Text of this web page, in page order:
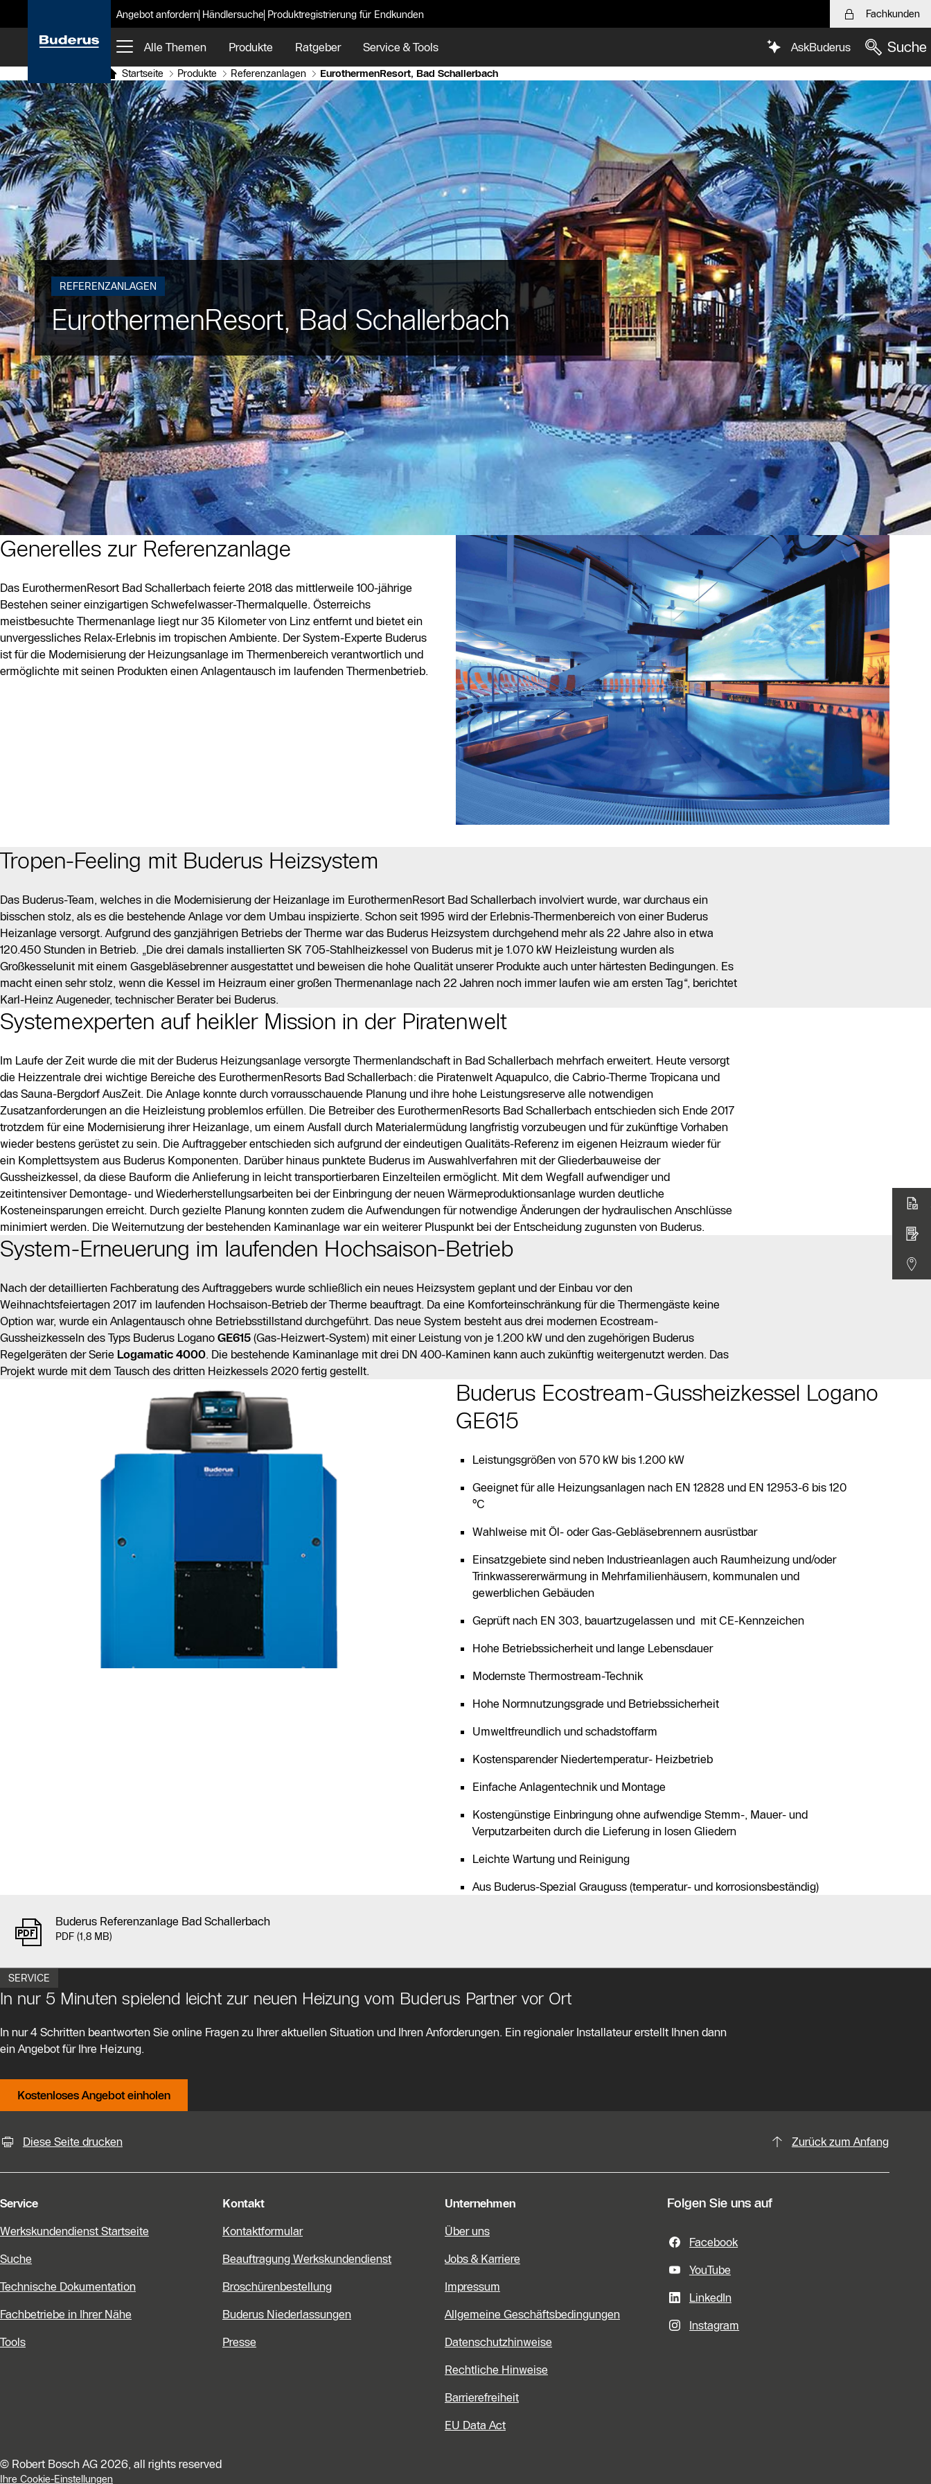
Angebot anfordern Händlersuche Produktregistrierung für Endkunden Fachkunden
Alle Themen Produkte Ratgeber Service & Tools AskBuderus Suche
Startseite Produkte Referenzanlagen EurothermenResort, Bad Schallerbach
REFERENZANLAGEN
EurothermenResort, Bad Schallerbach
Generelles zur Referenzanlage
Das EurothermenResort Bad Schallerbach feierte 2018 das mittlerweile 100-jährige
Bestehen seiner einzigartigen Schwefelwasser-Thermalquelle. Österreichs
meistbesuchte Thermenanlage liegt nur 35 Kilometer von Linz entfernt und bietet ein
unvergessliches Relax-Erlebnis im tropischen Ambiente. Der System-Experte Buderus
ist für die Modernisierung der Heizungsanlage im Thermenbereich verantwortlich und
ermöglichte mit seinen Produkten einen Anlagentausch im laufenden Thermenbetrieb.
Tropen-Feeling mit Buderus Heizsystem
Das Buderus-Team, welches in die Modernisierung der Heizanlage im EurothermenResort Bad Schallerbach involviert wurde, war durchaus ein
bisschen stolz, als es die bestehende Anlage vor dem Umbau inspizierte. Schon seit 1995 wird der Erlebnis-Thermenbereich von einer Buderus
Heizanlage versorgt. Aufgrund des ganzjährigen Betriebs der Therme war das Buderus Heizsystem durchgehend mehr als 22 Jahre also in etwa
120.450 Stunden in Betrieb. „Die drei damals installierten SK 705-Stahlheizkessel von Buderus mit je 1.070 kW Heizleistung wurden als
Großkesselunit mit einem Gasgebläsebrenner ausgestattet und beweisen die hohe Qualität unserer Produkte auch unter härtesten Bedingungen. Es
macht einen sehr stolz, wenn die Kessel im Heizraum einer großen Thermenanlage nach 22 Jahren noch immer laufen wie am ersten Tag“, berichtet
Karl-Heinz Augeneder, technischer Berater bei Buderus.
Systemexperten auf heikler Mission in der Piratenwelt
Im Laufe der Zeit wurde die mit der Buderus Heizungsanlage versorgte Thermenlandschaft in Bad Schallerbach mehrfach erweitert. Heute versorgt
die Heizzentrale drei wichtige Bereiche des EurothermenResorts Bad Schallerbach: die Piratenwelt Aquapulco, die Cabrio-Therme Tropicana und
das Sauna-Bergdorf AusZeit. Die Anlage konnte durch vorrausschauende Planung und ihre hohe Leistungsreserve alle notwendigen
Zusatzanforderungen an die Heizleistung problemlos erfüllen. Die Betreiber des EurothermenResorts Bad Schallerbach entschieden sich Ende 2017
trotzdem für eine Modernisierung ihrer Heizanlage, um einem Ausfall durch Materialermüdung langfristig vorzubeugen und für zukünftige Vorhaben
wieder bestens gerüstet zu sein. Die Auftraggeber entschieden sich aufgrund der eindeutigen Qualitäts-Referenz im eigenen Heizraum wieder für
ein Komplettsystem aus Buderus Komponenten. Darüber hinaus punktete Buderus im Auswahlverfahren mit der Gliederbauweise der
Gussheizkessel, da diese Bauform die Anlieferung in leicht transportierbaren Einzelteilen ermöglicht. Mit dem Wegfall aufwendiger und
zeitintensiver Demontage- und Wiederherstellungsarbeiten bei der Einbringung der neuen Wärmeproduktionsanlage wurden deutliche
Kosteneinsparungen erreicht. Durch gezielte Planung konnten zudem die Aufwendungen für notwendige Änderungen der hydraulischen Anschlüsse
minimiert werden. Die Weiternutzung der bestehenden Kaminanlage war ein weiterer Pluspunkt bei der Entscheidung zugunsten von Buderus.
System-Erneuerung im laufenden Hochsaison-Betrieb
Nach der detaillierten Fachberatung des Auftraggebers wurde schließlich ein neues Heizsystem geplant und der Einbau vor den
Weihnachtsfeiertagen 2017 im laufenden Hochsaison-Betrieb der Therme beauftragt. Da eine Komforteinschränkung für die Thermengäste keine
Option war, wurde ein Anlagentausch ohne Betriebsstillstand durchgeführt. Das neue System besteht aus drei modernen Ecostream-
Gussheizkesseln des Typs Buderus Logano GE615 (Gas-Heizwert-System) mit einer Leistung von je 1.200 kW und den zugehörigen Buderus
Regelgeräten der Serie Logamatic 4000. Die bestehende Kaminanlage mit drei DN 400-Kaminen kann auch zukünftig weitergenutzt werden. Das
Projekt wurde mit dem Tausch des dritten Heizkessels 2020 fertig gestellt.
Buderus Ecostream-Gussheizkessel Logano
GE615
Leistungsgrößen von 570 kW bis 1.200 kW
Geeignet für alle Heizungsanlagen nach EN 12828 und EN 12953-6 bis 120
°C
Wahlweise mit Öl- oder Gas-Gebläsebrennern ausrüstbar
Einsatzgebiete sind neben Industrieanlagen auch Raumheizung und/oder
Trinkwassererwärmung in Mehrfamilienhäusern, kommunalen und
gewerblichen Gebäuden
Geprüft nach EN 303, bauartzugelassen und mit CE-Kennzeichen
Hohe Betriebssicherheit und lange Lebensdauer
Modernste Thermostream-Technik
Hohe Normnutzungsgrade und Betriebssicherheit
Umweltfreundlich und schadstoffarm
Kostensparender Niedertemperatur- Heizbetrieb
Einfache Anlagentechnik und Montage
Kostengünstige Einbringung ohne aufwendige Stemm-, Mauer- und
Verputzarbeiten durch die Lieferung in losen Gliedern
Leichte Wartung und Reinigung
Aus Buderus-Spezial Grauguss (temperatur- und korrosionsbeständig)
Buderus Referenzanlage Bad Schallerbach
PDF (1,8 MB)
SERVICE
In nur 5 Minuten spielend leicht zur neuen Heizung vom Buderus Partner vor Ort
In nur 4 Schritten beantworten Sie online Fragen zu Ihrer aktuellen Situation und Ihren Anforderungen. Ein regionaler Installateur erstellt Ihnen dann
ein Angebot für Ihre Heizung.
Kostenloses Angebot einholen
Diese Seite drucken Zurück zum Anfang
Service
Werkskundendienst Startseite
Suche
Technische Dokumentation
Fachbetriebe in Ihrer Nähe
Tools
Kontakt
Kontaktformular
Beauftragung Werkskundendienst
Broschürenbestellung
Buderus Niederlassungen
Presse
Unternehmen
Über uns
Jobs & Karriere
Impressum
Allgemeine Geschäftsbedingungen
Datenschutzhinweise
Rechtliche Hinweise
Barrierefreiheit
EU Data Act
Folgen Sie uns auf
Facebook
YouTube
LinkedIn
Instagram
© Robert Bosch AG 2026, all rights reserved
Ihre Cookie-Einstellungen